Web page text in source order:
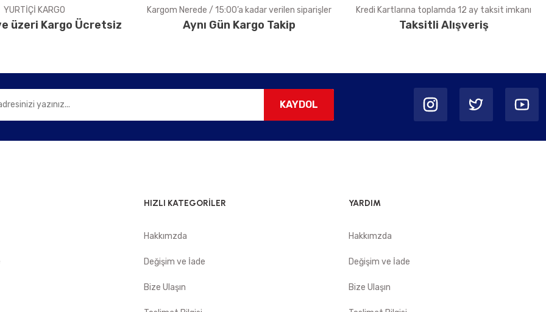
YURTİÇİ KARGO
üzeri Kargo Ücretsiz
Kargom Nerede / 15:00’a kadar verilen siparişler
Aynı Gün Kargo Takip
Kredi Kartlarına toplamda 12 ay taksit imkanı
Taksitli Alışveriş
KAYDOL
HIZLI KATEGORİLER
Hakkımzda
Değişim ve İade
Bize Ulaşın
YARDIM
Hakkımzda
Değişim ve İade
Bize Ulaşın